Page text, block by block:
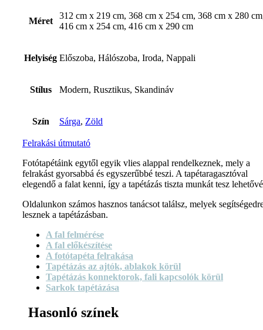
Méret
312 cm x 219 cm, 368 cm x 254 cm, 368 cm x 280
416 cm x 254 cm, 416 cm x 290 cm
Helyiség Előszoba, Hálószoba, Iroda, Nappali
Stílus Modern, Rusztikus, Skandináv
Szín Sárga, Zöld
Felrakási útmutató
Fotótapétáink egytől egyik vlies alappal rendelkeznek, mely a
felrakást gyorsabbá és egyszerűbbé teszi. A tapétaragasztóval
elegendő a falat kenni, így a tapétázás tiszta munkát tesz
Oldalunkon számos hasznos tanácsot találsz, melyek
lesznek a tapétázásban.
A fal felmérése
A fal előkészítése
A fotótapéta felrakása
Tapétázás az ajtók, ablakok körül
Tapétázás konnektorok, fali kapcsolók körül
Sarkok tapétázása
Hasonló színek